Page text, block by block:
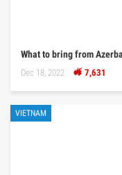
What to bring from
Dec 18, 2022 7,631
VIETNAM